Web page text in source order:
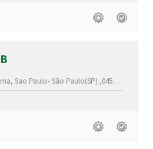
Sao Paulo-São Paulo(SP) ,04522-033